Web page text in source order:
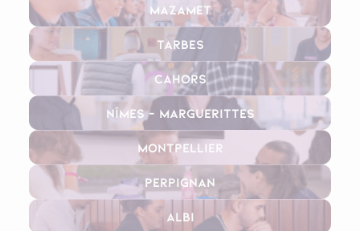
Mazamet
Tarbes
Cahors
Nîmes – Marguerittes
Montpellier
Perpignan
Albi